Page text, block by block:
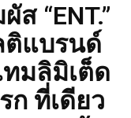
“ENT.”
ติแบรนด์
มลิมิเต็ด
ที่เดียว